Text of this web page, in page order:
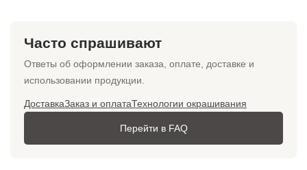
Часто спрашивают
Ответы об оформлении заказа, оплате, доставке и
использовании продукции.
ДоставкаЗаказ и оплатаТехнологии окрашивания
Перейти в FAQ